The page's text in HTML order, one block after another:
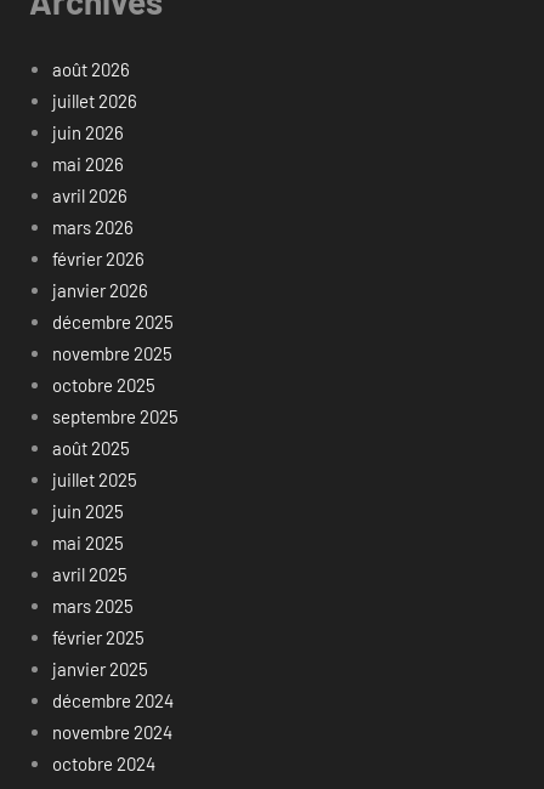
août 2026
juillet 2026
juin 2026
mai 2026
avril 2026
mars 2026
février 2026
janvier 2026
décembre 2025
novembre 2025
octobre 2025
septembre 2025
août 2025
juillet 2025
juin 2025
mai 2025
avril 2025
mars 2025
février 2025
janvier 2025
décembre 2024
novembre 2024
octobre 2024